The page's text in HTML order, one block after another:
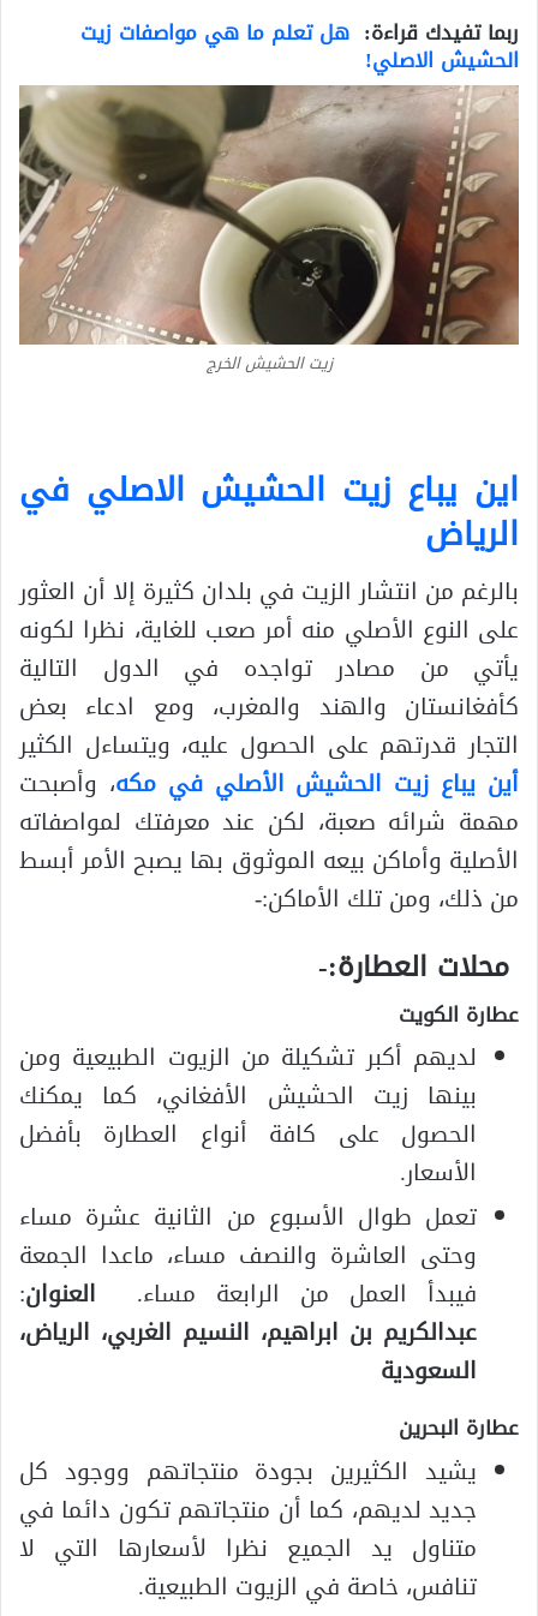
ربما تفيدك قراءة: هل تعلم ما هي مواصفات زيت
الحشيش الاصلي!
زيت الحشيش الخرج
اين يباع زيت الحشيش الاصلي في
الرياض
بالرغم من انتشار الزيت في بلدان كثيرة إلا أن العثور
على النوع الأصلي منه أمر صعب للغاية، نظرا لكونه
يأتي من مصادر تواجده في الدول التالية
كأفغانستان والهند والمغرب، ومع ادعاء بعض
التجار قدرتهم على الحصول عليه، ويتساءل الكثير
أين يباع زيت الحشيش الأصلي في مكه، وأصبحت
مهمة شرائه صعبة، لكن عند معرفتك لمواصفاته
الأصلية وأماكن بيعه الموثوق بها يصبح الأمر أبسط
من ذلك، ومن تلك الأماكن:-
محلات العطارة:-
عطارة الكويت
لديهم أكبر تشكيلة من الزيوت الطبيعية ومن
بينها زيت الحشيش الأفغاني، كما يمكنك
الحصول على كافة أنواع العطارة بأفضل
الأسعار.
تعمل طوال الأسبوع من الثانية عشرة مساء
وحتى العاشرة والنصف مساء، ماعدا الجمعة
فيبدأ العمل من الرابعة مساء. العنوان:
عبدالكريم بن ابراهيم، النسيم الغربي، الرياض،
السعودية
عطارة البحرين
يشيد الكثيرين بجودة منتجاتهم ووجود كل
جديد لديهم، كما أن منتجاتهم تكون دائما في
متناول يد الجميع نظرا لأسعارها التي لا
تنافس، خاصة في الزيوت الطبيعية.